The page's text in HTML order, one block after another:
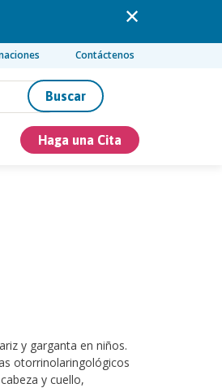
Contáctenos
Buscar
Haga una Cita
y garganta en niños.
otorrinolaringológicos
y cuello,